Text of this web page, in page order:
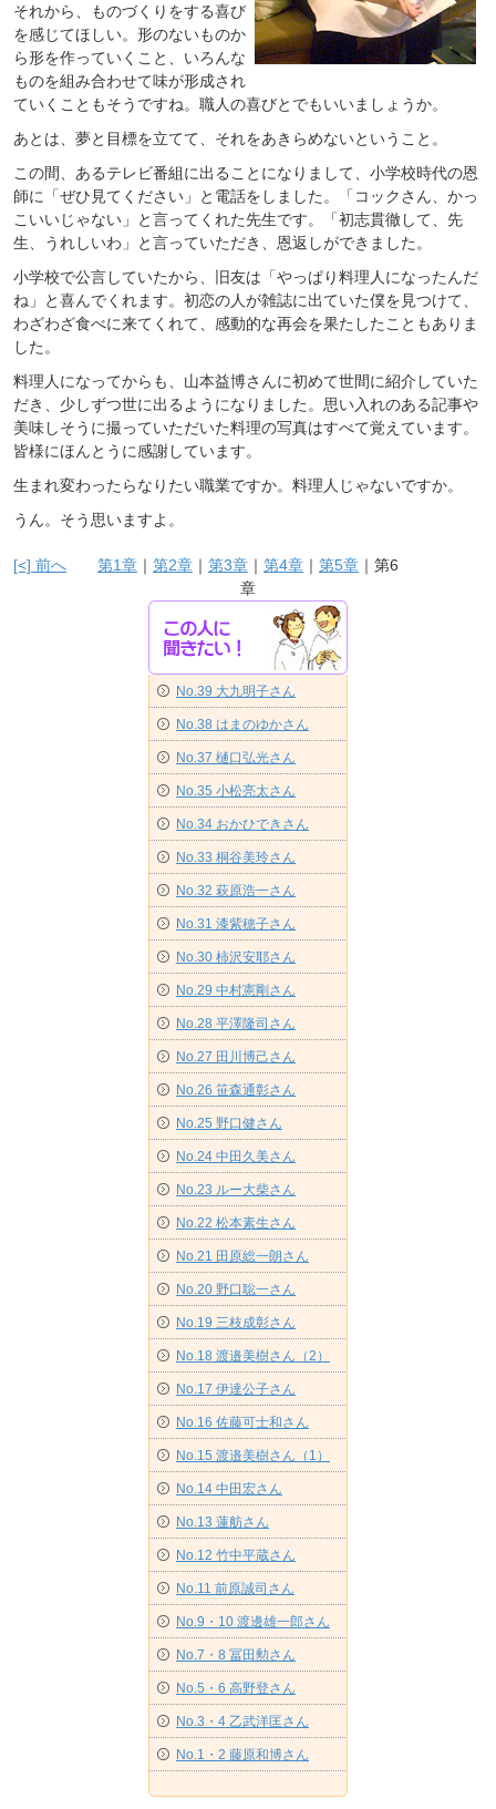
それから、ものづくりをする喜び
を感じてほしい。形のないものか
ら形を作っていくこと、いろんな
ものを組み合わせて味が形成され
ていくこともそうですね。職人の喜びとでもいいましょうか。
あとは、夢と目標を立てて、それをあきらめないということ。
この間、あるテレビ番組に出ることになりまして、小学校時代の恩
師に「ぜひ見てください」と電話をしました。「コックさん、かっ
こいいじゃない」と言ってくれた先生です。「初志貫徹して、先
生、うれしいわ」と言っていただき、恩返しができました。
小学校で公言していたから、旧友は「やっぱり料理人になったんだ
ね」と喜んでくれます。初恋の人が雑誌に出ていた僕を見つけて、
わざわざ食べに来てくれて、感動的な再会を果たしたこともありま
した。
料理人になってからも、山本益博さんに初めて世間に紹介していた
だき、少しずつ世に出るようになりました。思い入れのある記事や
美味しそうに撮っていただいた料理の写真はすべて覚えています。
皆様にほんとうに感謝しています。
生まれ変わったらなりたい職業ですか。料理人じゃないですか。
うん。そう思いますよ。
[<] 前へ 第1章 ｜ 第2章 ｜ 第3章 ｜ 第4章 ｜ 第5章 ｜第6
章
No.39 大九明子さん
No.38 はまのゆかさん
No.37 樋口弘光さん
No.35 小松亮太さん
No.34 おかひできさん
No.33 桐谷美玲さん
No.32 萩原浩一さん
No.31 漆紫穂子さん
No.30 柿沢安耶さん
No.29 中村憲剛さん
No.28 平澤隆司さん
No.27 田川博己さん
No.26 笹森通彰さん
No.25 野口健さん
No.24 中田久美さん
No.23 ルー大柴さん
No.22 松本素生さん
No.21 田原総一朗さん
No.20 野口聡一さん
No.19 三枝成彰さん
No.18 渡邉美樹さん（2）
No.17 伊達公子さん
No.16 佐藤可士和さん
No.15 渡邉美樹さん（1）
No.14 中田宏さん
No.13 蓮舫さん
No.12 竹中平蔵さん
No.11 前原誠司さん
No.9・10 渡邊雄一郎さん
No.7・8 冨田勲さん
No.5・6 高野登さん
No.3・4 乙武洋匡さん
No.1・2 藤原和博さん